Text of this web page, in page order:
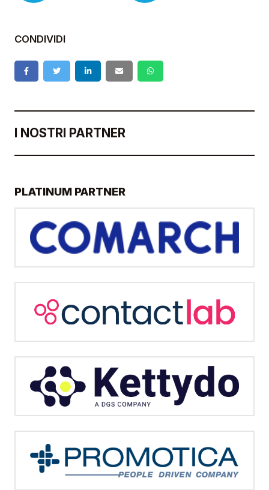
CONDIVIDI
I NOSTRI PARTNER
PLATINUM PARTNER